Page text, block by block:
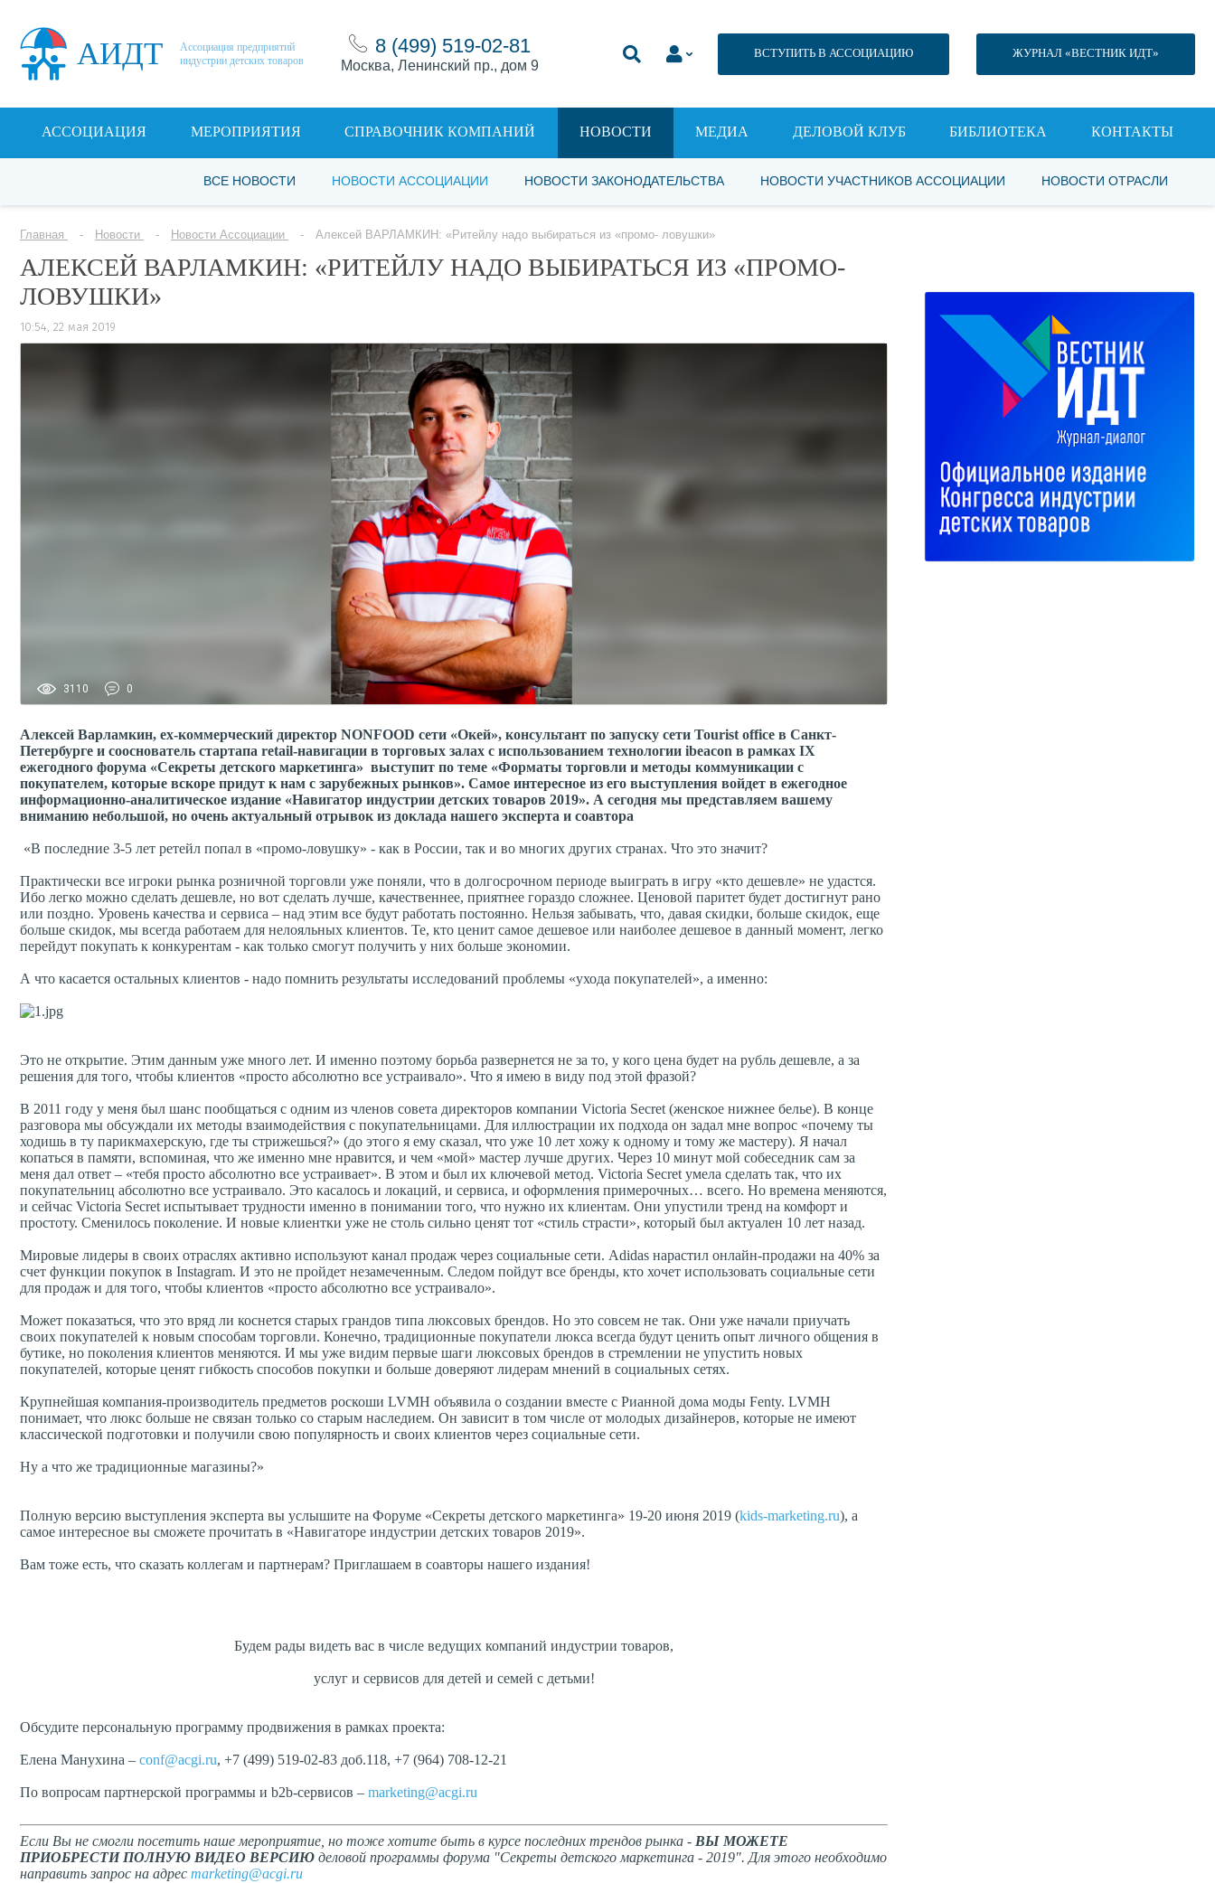
АИДТ
Ассоциация предприятий
индустрии детских товаров
8 (499) 519-02-81
Москва, Ленинский пр., дом 9
ВСТУПИТЬ В АССОЦИАЦИЮ ЖУРНАЛ «ВЕСТНИК ИДТ»
АССОЦИАЦИЯ МЕРОПРИЯТИЯ СПРАВОЧНИК КОМПАНИЙ НОВОСТИ МЕДИА ДЕЛОВОЙ КЛУБ БИБЛИОТЕКА КОНТАКТЫ
ВСЕ НОВОСТИ НОВОСТИ АССОЦИАЦИИ НОВОСТИ ЗАКОНОДАТЕЛЬСТВА НОВОСТИ УЧАСТНИКОВ АССОЦИАЦИИ НОВОСТИ ОТРАСЛИ
Главная Новости Новости Ассоциации Алексей ВАРЛАМКИН: «Ритейлу надо выбираться из «промо- ловушки»
АЛЕКСЕЙ ВАРЛАМКИН: «РИТЕЙЛУ НАДО ВЫБИРАТЬСЯ ИЗ «ПРОМО-
ЛОВУШКИ»
10:54, 22 мая 2019
3110 0
Алексей Варламкин, ex-коммерческий директор NONFOOD сети «Окей», консультант по запуску сети Tourist office в Санкт-
Петербурге и сооснователь стартапа retail-навигации в торговых залах с использованием технологии ibeacon в рамках IX
ежегодного форума «Секреты детского маркетинга» выступит по теме «Форматы торговли и методы коммуникации с
покупателем, которые вскоре придут к нам с зарубежных рынков». Самое интересное из его выступления войдет в ежегодное
информационно-аналитическое издание «Навигатор индустрии детских товаров 2019». А сегодня мы представляем вашему
вниманию небольшой, но очень актуальный отрывок из доклада нашего эксперта и соавтора
«В последние 3-5 лет ретейл попал в «промо-ловушку» - как в России, так и во многих других странах. Что это значит?
Практически все игроки рынка розничной торговли уже поняли, что в долгосрочном периоде выиграть в игру «кто дешевле» не удастся.
Ибо легко можно сделать дешевле, но вот сделать лучше, качественнее, приятнее гораздо сложнее. Ценовой паритет будет достигнут рано
или поздно. Уровень качества и сервиса – над этим все будут работать постоянно. Нельзя забывать, что, давая скидки, больше скидок, еще
больше скидок, мы всегда работаем для нелояльных клиентов. Те, кто ценит самое дешевое или наиболее дешевое в данный момент, легко
перейдут покупать к конкурентам - как только смогут получить у них больше экономии.
А что касается остальных клиентов - надо помнить результаты исследований проблемы «ухода покупателей», а именно:
Это не открытие. Этим данным уже много лет. И именно поэтому борьба развернется не за то, у кого цена будет на рубль дешевле, а за
решения для того, чтобы клиентов «просто абсолютно все устраивало». Что я имею в виду под этой фразой?
В 2011 году у меня был шанс пообщаться с одним из членов совета директоров компании Victoria Secret (женское нижнее белье). В конце
разговора мы обсуждали их методы взаимодействия с покупательницами. Для иллюстрации их подхода он задал мне вопрос «почему ты
ходишь в ту парикмахерскую, где ты стрижешься?» (до этого я ему сказал, что уже 10 лет хожу к одному и тому же мастеру). Я начал
копаться в памяти, вспоминая, что же именно мне нравится, и чем «мой» мастер лучше других. Через 10 минут мой собеседник сам за
меня дал ответ – «тебя просто абсолютно все устраивает». В этом и был их ключевой метод. Victoria Secret умела сделать так, что их
покупательниц абсолютно все устраивало. Это касалось и локаций, и сервиса, и оформления примерочных… всего. Но времена меняются,
и сейчас Victoria Secret испытывает трудности именно в понимании того, что нужно их клиентам. Они упустили тренд на комфорт и
простоту. Сменилось поколение. И новые клиентки уже не столь сильно ценят тот «стиль страсти», который был актуален 10 лет назад.
Мировые лидеры в своих отраслях активно используют канал продаж через социальные сети. Adidas нарастил онлайн-продажи на 40% за
счет функции покупок в Instagram. И это не пройдет незамеченным. Следом пойдут все бренды, кто хочет использовать социальные сети
для продаж и для того, чтобы клиентов «просто абсолютно все устраивало».
Может показаться, что это вряд ли коснется старых грандов типа люксовых брендов. Но это совсем не так. Они уже начали приучать
своих покупателей к новым способам торговли. Конечно, традиционные покупатели люкса всегда будут ценить опыт личного общения в
бутике, но поколения клиентов меняются. И мы уже видим первые шаги люксовых брендов в стремлении не упустить новых
покупателей, которые ценят гибкость способов покупки и больше доверяют лидерам мнений в социальных сетях.
Крупнейшая компания-производитель предметов роскоши LVMH объявила о создании вместе с Рианной дома моды Fenty. LVMH
понимает, что люкс больше не связан только со старым наследием. Он зависит в том числе от молодых дизайнеров, которые не имеют
классической подготовки и получили свою популярность и своих клиентов через социальные сети.
Ну а что же традиционные магазины?»
Полную версию выступления эксперта вы услышите на Форуме «Секреты детского маркетинга» 19-20 июня 2019 (kids-marketing.ru), а
самое интересное вы сможете прочитать в «Навигаторе индустрии детских товаров 2019».
Вам тоже есть, что сказать коллегам и партнерам? Приглашаем в соавторы нашего издания!
Будем рады видеть вас в числе ведущих компаний индустрии товаров,
услуг и сервисов для детей и семей с детьми!
Обсудите персональную программу продвижения в рамках проекта:
Елена Манухина – conf@acgi.ru, +7 (499) 519-02-83 доб.118, +7 (964) 708-12-21
По вопросам партнерской программы и b2b-сервисов – marketing@acgi.ru
Если Вы не смогли посетить наше мероприятие, но тоже хотите быть в курсе последних трендов рынка - ВЫ МОЖЕТЕ
ПРИОБРЕСТИ ПОЛНУЮ ВИДЕО ВЕРСИЮ деловой программы форума "Секреты детского маркетинга - 2019". Для этого необходимо
направить запрос на адрес marketing@acgi.ru